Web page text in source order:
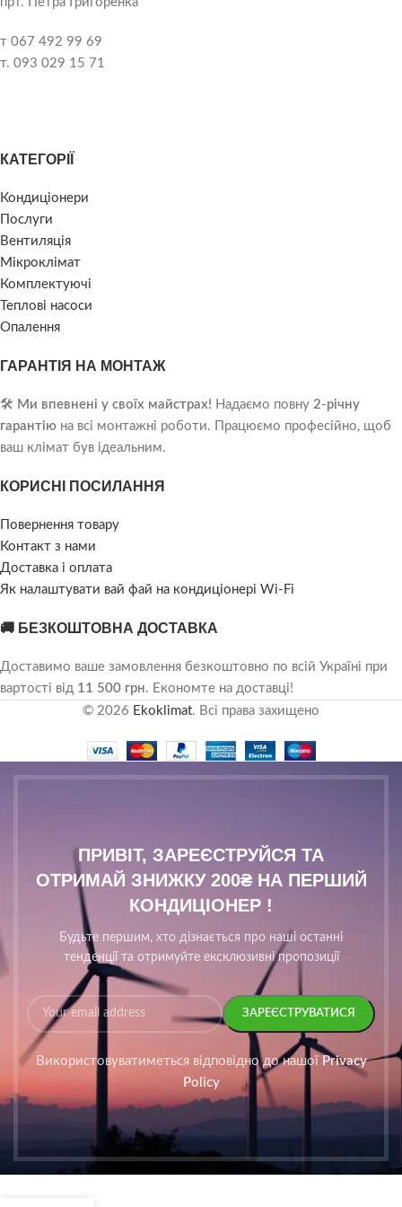
т 067 492 99 69
т. 093 029 15 71
КАТЕГОРІЇ
Кондиціонери
Послуги
Вентиляція
Мікроклімат
Комплектуючі
Теплові насоси
Опалення
ГАРАНТІЯ НА МОНТАЖ
🛠️ Ми впевнені у своїх майстрах! Надаємо повну 2-річну
гарантію на всі монтажні роботи. Працюємо професійно, щоб
ваш клімат був ідеальним.
КОРИСНІ ПОСИЛАННЯ
Повернення товару
Контакт з нами
Доставка і оплата
Як налаштувати вай фай на кондиціонері Wi-Fi
🚚 БЕЗКОШТОВНА ДОСТАВКА
Доставимо ваше замовлення безкоштовно по всій Україні при
вартості від 11 500 грн. Економте на доставці!
© 2026 Ekoklimat. Всі права захищено
ПРИВІТ, ЗАРЕЄСТРУЙСЯ ТА
ОТРИМАЙ ЗНИЖКУ 200₴ НА ПЕРШИЙ
КОНДИЦІОНЕР !
Будьте першим, хто дізнається про наші останні
тенденції та отримуйте ексклюзивні пропозиції
Використовуватиметься відповідно до нашої Privacy
Policy